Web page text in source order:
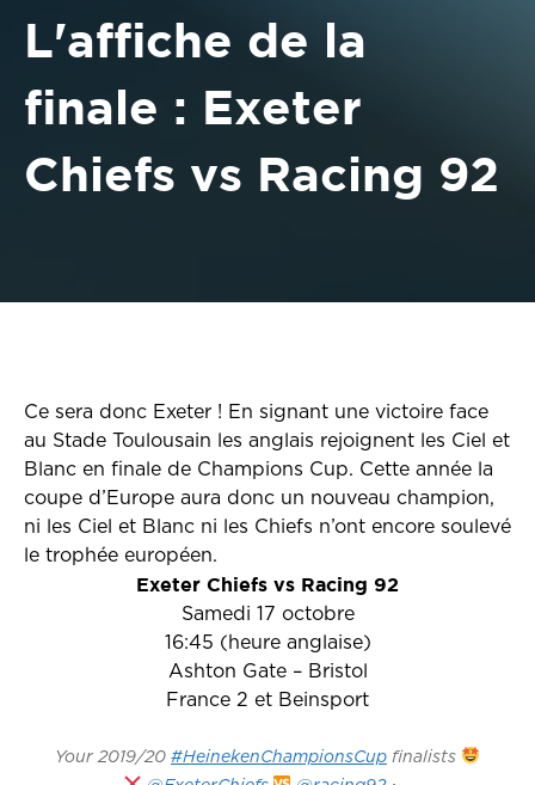
L'affiche de la
finale : Exeter
Chiefs vs Racing 92
Ce sera donc Exeter ! En signant une victoire face
au Stade Toulousain les anglais rejoignent les Ciel et
Blanc en finale de Champions Cup. Cette année la
coupe d’Europe aura donc un nouveau champion,
ni les Ciel et Blanc ni les Chiefs n’ont encore soulevé
le trophée européen.
Exeter Chiefs vs Racing 92
Samedi 17 octobre
16:45 (heure anglaise)
Ashton Gate – Bristol
France 2 et Beinsport
Your 2019/20#HeinekenChampionsCup finalists